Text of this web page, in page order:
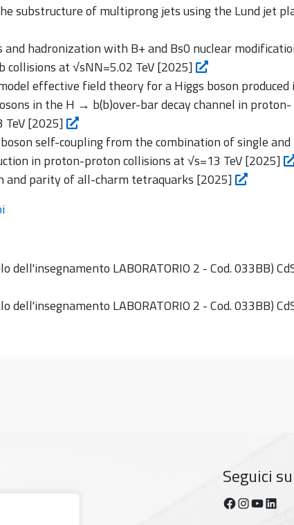
substructure of multiprong jets using the Lund jet
hadronization with B+ and Bs0 nuclear
collisions at √sNN=5.02 TeV [2025]
effective field theory for a Higgs boson produced
in the H → b(b)over-bar decay channel in proton-
TeV [2025]
self-coupling from the combination of single and
in proton-proton collisions at √s=13 TeV [2025]
and parity of all-charm tetraquarks [2025]
dell'insegnamento LABORATORIO 2 - Cod. 033BB)
dell'insegnamento LABORATORIO 2 - Cod. 033BB)
Seguici su
Facebook
https://